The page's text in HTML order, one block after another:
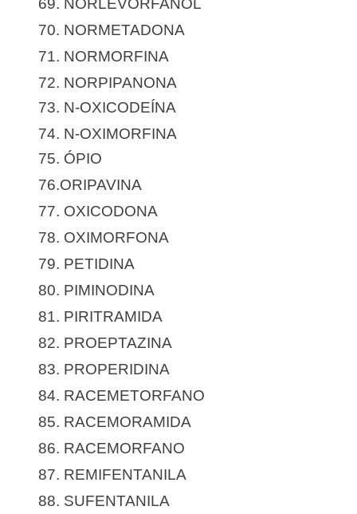
69. NORLEVORFANOL
70. NORMETADONA
71. NORMORFINA
72. NORPIPANONA
73. N-OXICODEÍNA
74. N-OXIMORFINA
75. ÓPIO
76.ORIPAVINA
77. OXICODONA
78. OXIMORFONA
79. PETIDINA
80. PIMINODINA
81. PIRITRAMIDA
82. PROEPTAZINA
83. PROPERIDINA
84. RACEMETORFANO
85. RACEMORAMIDA
86. RACEMORFANO
87. REMIFENTANILA
88. SUFENTANILA